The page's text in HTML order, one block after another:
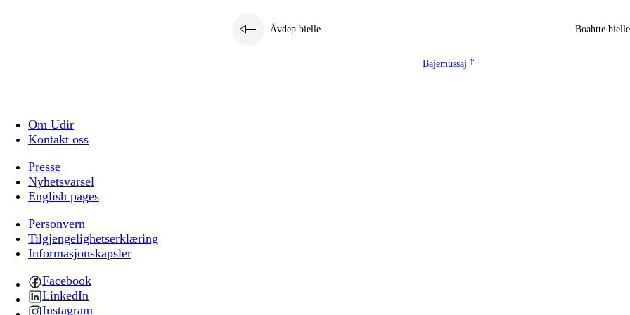
Åvdep bielle Boahtte bielle
Bajemussaj
Om Udir
Kontakt oss
Presse
Nyhetsvarsel
English pages
Personvern
Tilgjengelighetserklæring
Informasjonskapsler
Facebook
LinkedIn
Instagram